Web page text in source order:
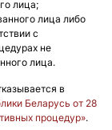
лица;
лица либо
с
не
лица.
в
Беларусь от 28
процедур».